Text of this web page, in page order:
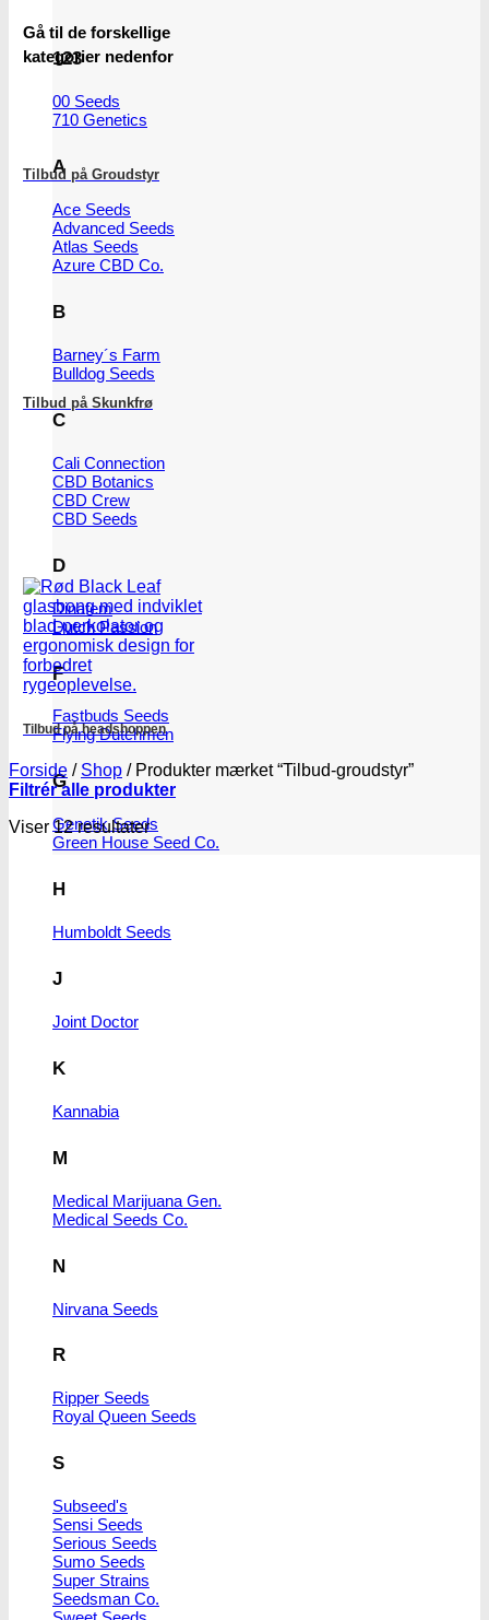
123
00 Seeds
710 Genetics
A
Ace Seeds
Advanced Seeds
Atlas Seeds
Azure CBD Co.
B
Barney´s Farm
Bulldog Seeds
C
Cali Connection
CBD Botanics
CBD Crew
CBD Seeds
D
Dinafem
Dutch Passion
F
Fastbuds Seeds
Flying Dutchmen
G
Genetik Seeds
Green House Seed Co.
H
Humboldt Seeds
J
Joint Doctor
K
Kannabia
M
Medical Marijuana Gen.
Medical Seeds Co.
N
Nirvana Seeds
R
Ripper Seeds
Royal Queen Seeds
S
Subseed's
Sensi Seeds
Serious Seeds
Sumo Seeds
Super Strains
Seedsman Co.
Gå til de forskellige
kategorier nedenfor
Tilbud på Groudstyr
Tilbud på Skunkfrø
Tilbud på headshoppen
Forside / Shop /Produkter mærket “Tilbud-groudstyr”
Filtrér alle produkter
Viser 12 resultater